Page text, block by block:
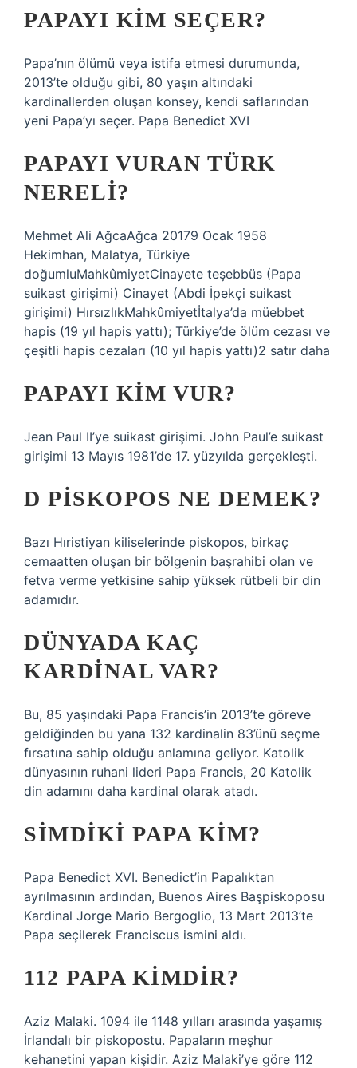
PAPAYI KIM SEÇER?
Papa’nın ölümü veya istifa etmesi durumunda,
2013’te olduğu gibi, 80 yaşın altındaki
kardinallerden oluşan konsey, kendi saflarından
yeni Papa’yı seçer. Papa Benedict XVI
PAPAYI VURAN TÜRK
NERELI?
Mehmet Ali AğcaAğca 20179 Ocak 1958
Hekimhan, Malatya, Türkiye
doğumluMahkûmiyetCinayete teşebbüs (Papa
suikast girişimi) Cinayet (Abdi İpekçi suikast
girişimi) HırsızlıkMahkûmiyetİtalya’da müebbet
hapis (19 yıl hapis yattı); Türkiye’de ölüm cezası ve
çeşitli hapis cezaları (10 yıl hapis yattı)2 satır daha
PAPAYI KIM VUR?
Jean Paul II’ye suikast girişimi. John Paul’e suikast
girişimi 13 Mayıs 1981’de 17. yüzyılda gerçekleşti.
D PISKOPOS NE DEMEK?
Bazı Hıristiyan kiliselerinde piskopos, birkaç
cemaatten oluşan bir bölgenin başrahibi olan ve
fetva verme yetkisine sahip yüksek rütbeli bir din
adamıdır.
DÜNYADA KAÇ
KARDINAL VAR?
Bu, 85 yaşındaki Papa Francis’in 2013’te göreve
geldiğinden bu yana 132 kardinalin 83’ünü seçme
fırsatına sahip olduğu anlamına geliyor. Katolik
dünyasının ruhani lideri Papa Francis, 20 Katolik
din adamını daha kardinal olarak atadı.
SIMDIKI PAPA KIM?
Papa Benedict XVI. Benedict’in Papalıktan
ayrılmasının ardından, Buenos Aires Başpiskoposu
Kardinal Jorge Mario Bergoglio, 13 Mart 2013’te
Papa seçilerek Franciscus ismini aldı.
112 PAPA KIMDIR?
Aziz Malaki. 1094 ile 1148 yılları arasında yaşamış
İrlandalı bir piskopostu. Papaların meşhur
kehanetini yapan kişidir. Aziz Malaki’ye göre 112